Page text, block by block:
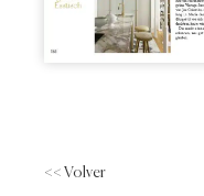
<< Volver